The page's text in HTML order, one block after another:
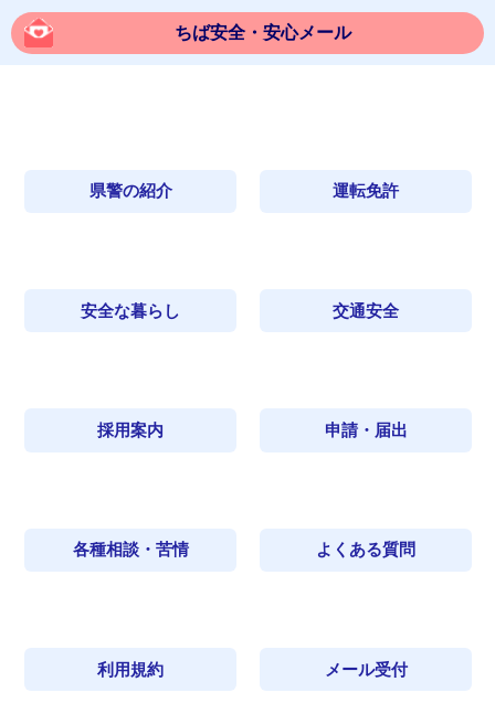
ちば安全・安心メール
県警の紹介 運転免許
安全な暮らし 交通安全
採用案内 申請・届出
各種相談・苦情 よくある質問
利用規約 メール受付